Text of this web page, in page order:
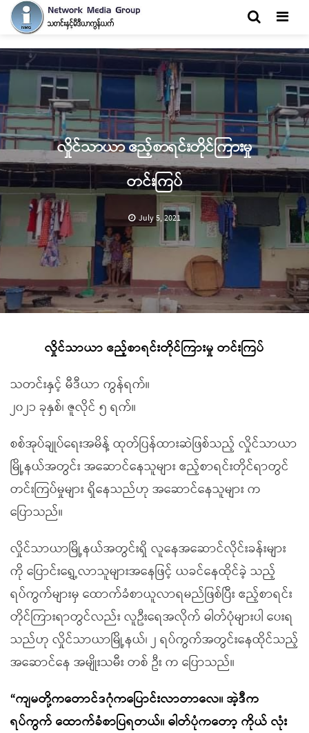
လှိုင်သာယာ ဧည့်စာရင်းတိုင်ကြားမှု
တင်းကြပ်
July 5, 2021
လှိုင်သာယာ ဧည့်စာရင်းတိုင်ကြားမှု တင်းကြပ်
သတင်းနှင့် မီဒီယာ ကွန်ရက်။
၂၀၂၁ ခုနှစ်၊ ဇူလိုင် ၅ ရက်။
စစ်အုပ်ချုပ်ရေးအမိန့် ထုတ်ပြန်ထားဆဲဖြစ်သည့် လှိုင်သာယာ
မြို့နယ်အတွင်း အဆောင်နေသူများ ဧည့်စာရင်းတိုင်ရာတွင်
တင်းကြပ်မှုများ ရှိနေသည်ဟု အဆောင်နေသူများ က
ပြောသည်။
လှိုင်သာယာမြို့နယ်အတွင်းရှိ လူနေအဆောင်လိုင်းခန်းများ
ကို ပြောင်းရွှေ့လာသူများအနေဖြင့် ယခင်နေထိုင်ခဲ့ သည့်
ရပ်ကွက်များမှ ထောက်ခံစာယူလာရမည်ဖြစ်ပြီး ဧည့်စာရင်း
တိုင်ကြားရာတွင်လည်း လူဦးရေအလိုက် ဓါတ်ပုံများပါ ပေးရ
သည်ဟု လှိုင်သာယာမြို့နယ်၊ ၂ ရပ်ကွက်အတွင်းနေထိုင်သည့်
အဆောင်နေ အမျိုးသမီး တစ် ဦး က ပြောသည်။
“ကျမတို့ကတောင်ဒဂုံကပြောင်းလာတာလေ။ အဲ့ဒီက
ရပ်ကွက် ထောက်ခံစာပြရတယ်။ ဓါတ်ပုံကတော့ ကိုယ် လုံး